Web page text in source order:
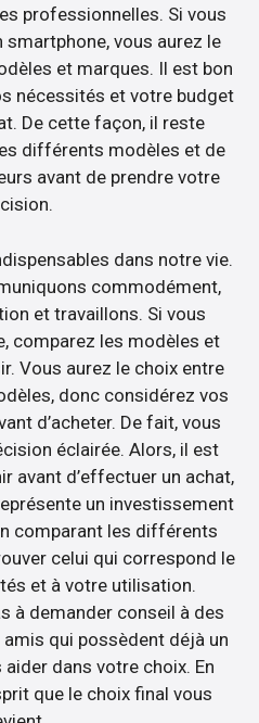
professionnelles. Si vous
smartphone, vous aurez le
et marques. Il est bon
nécessités et votre budget
De cette façon, il reste
différents modèles et de
avant de prendre votre
dans notre vie.
commodément,
et travaillons. Si vous
comparez les modèles et
Vous aurez le choix entre
donc considérez vos
d’acheter. De fait, vous
éclairée. Alors, il est
avant d’effectuer un achat,
un investissement
comparant les différents
celui qui correspond le
et à votre utilisation.
à demander conseil à des
qui possèdent déjà un
dans votre choix. En
que le choix final vous